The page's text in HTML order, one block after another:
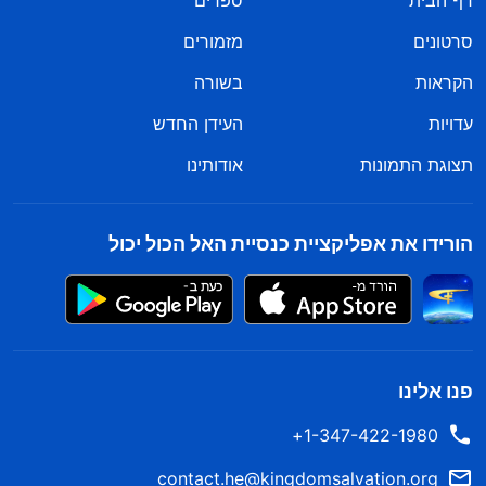
סרטונים
מזמורים
הקראות
בשורה
עדויות
העידן החדש
תצוגת התמונות
אודותינו
הורידו את אפליקציית כנסיית האל הכול יכול
פנו אלינו
1-347-422-1980+
contact.he@kingdomsalvation.org